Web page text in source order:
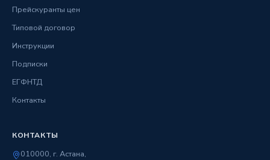
Прейскуранты цен
Типовой договор
Инструкции
Подписки
ЕГФНТД
Контакты
КОНТАКТЫ
010000, г. Астана,